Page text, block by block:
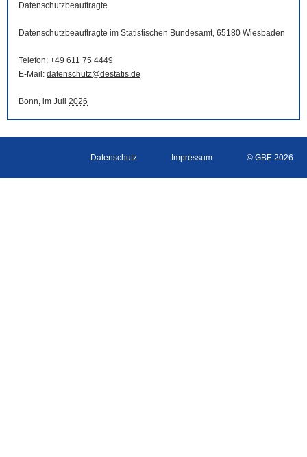
Datenschutzbeauftragte.
Datenschutzbeauftragte im Statistischen Bundesamt, 65180 Wiesbaden
Telefon: +49 611 75 4449
E-Mail : datenschutz@destatis.de
Bonn, im Juli 2026
Datenschutz Impressum © GBE 2026